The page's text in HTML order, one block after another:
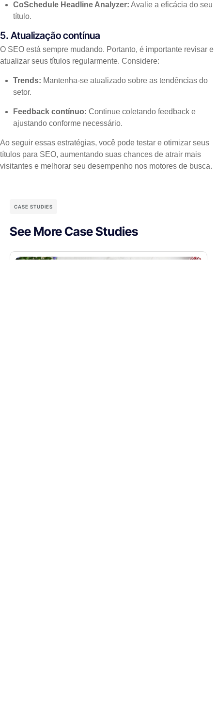
CoSchedule Headline Analyzer: Avalie a eficácia do seu
título.
5. Atualização contínua
O SEO está sempre mudando. Portanto, é importante revisar e
atualizar seus títulos regularmente. Considere:
Trends: Mantenha-se atualizado sobre as tendências do
setor.
Feedback contínuo: Continue coletando feedback e
ajustando conforme necessário.
Ao seguir essas estratégias, você pode testar e otimizar seus
títulos para SEO, aumentando suas chances de atrair mais
visitantes e melhorar seu desempenho nos motores de busca.
CASE STUDIES
See More Case Studies